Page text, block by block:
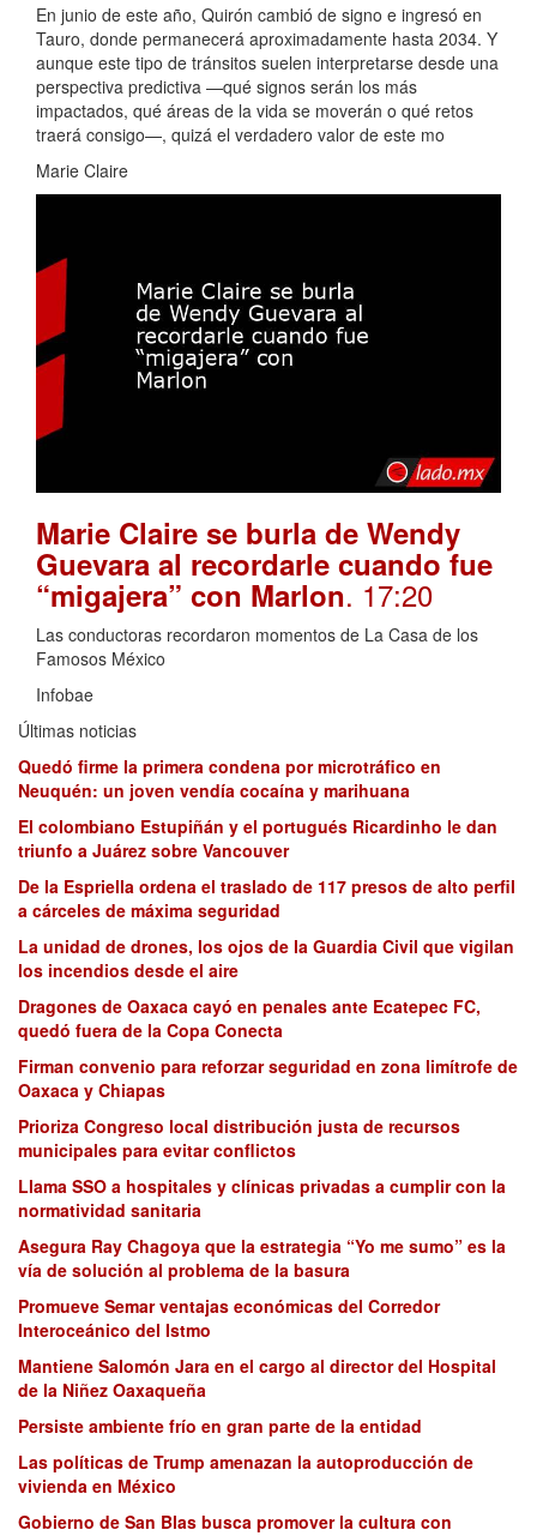
En junio de este año, Quirón cambió de signo e ingresó en
Tauro, donde permanecerá aproximadamente hasta 2034. Y
aunque este tipo de tránsitos suelen interpretarse desde una
perspectiva predictiva —qué signos serán los más
impactados, qué áreas de la vida se moverán o qué retos
traerá consigo—, quizá el verdadero valor de este mo
Marie Claire
Marie Claire se burla de Wendy
Guevara al recordarle cuando fue
“migajera” con Marlon. 17:20
Las conductoras recordaron momentos de La Casa de los
Famosos México
Infobae
Últimas noticias
Quedó firme la primera condena por microtráfico en
Neuquén: un joven vendía cocaína y marihuana
El colombiano Estupiñán y el portugués Ricardinho le dan
triunfo a Juárez sobre Vancouver
De la Espriella ordena el traslado de 117 presos de alto perfil
a cárceles de máxima seguridad
La unidad de drones, los ojos de la Guardia Civil que vigilan
los incendios desde el aire
Dragones de Oaxaca cayó en penales ante Ecatepec FC,
quedó fuera de la Copa Conecta
Firman convenio para reforzar seguridad en zona limítrofe de
Oaxaca y Chiapas
Prioriza Congreso local distribución justa de recursos
municipales para evitar conflictos
Llama SSO a hospitales y clínicas privadas a cumplir con la
normatividad sanitaria
Asegura Ray Chagoya que la estrategia “Yo me sumo” es la
vía de solución al problema de la basura
Promueve Semar ventajas económicas del Corredor
Interoceánico del Istmo
Mantiene Salomón Jara en el cargo al director del Hospital
de la Niñez Oaxaqueña
Persiste ambiente frío en gran parte de la entidad
Las políticas de Trump amenazan la autoproducción de
vivienda en México
Gobierno de San Blas busca promover la cultura con